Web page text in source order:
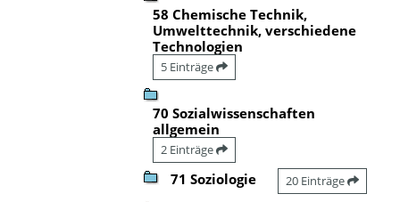
58 Chemische Technik,
Umwelttechnik, verschiedene
Technologien
5 Einträge
70 Sozialwissenschaften
allgemein
2 Einträge
71 Soziologie 20 Einträge